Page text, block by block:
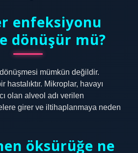
enfeksiyonu
dönüşür mü?
mümkün değildir.
hastalıktır. Mikroplar, havayı
olan alveol adı verilen
girer ve iltihaplanmaya neden
öksürüğe ne